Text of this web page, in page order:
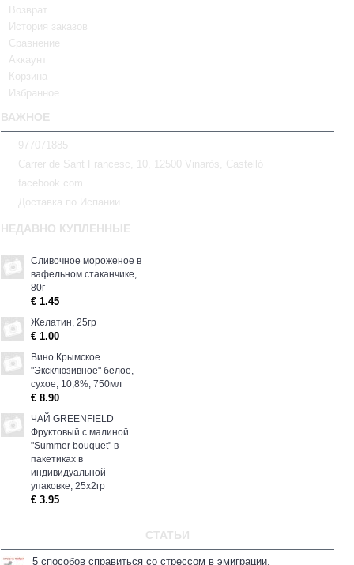
Возврат
История заказов
Сравнение
Аккаунт
Корзина
Избранное
ВАЖНОЕ
977071885
Carrer de Sant Francesc, 10, 12500 Vinaròs, Castelló
facebook.com
Доставка по Испании
НЕДАВНО КУПЛЕННЫЕ
Сливочное мороженое в
вафельном стаканчике,
80г
€ 1.45
Желатин, 25гp
€ 1.00
Вино Крымское
"Эксклюзивное" белое,
сухое, 10,8%, 750мл
€ 8.90
ЧАЙ GREENFIELD
Фруктовый с малиной
"Summer bouquet" в
пакетиках в
индивидуальной
упаковке, 25х2гр
€ 3.95
СТАТЬИ
5 способов справиться со стрессом в эмиграции.